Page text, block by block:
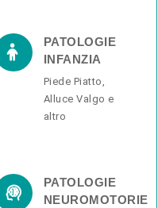
PATOLOGIE
INFANZIA
Piede Piatto,
Alluce Valgo e
altro
PATOLOGIE
NEUROMOTORIE